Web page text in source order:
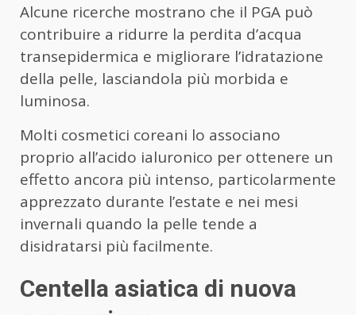
Alcune ricerche mostrano che il PGA può
contribuire a ridurre la perdita d’acqua
transepidermica e migliorare l’idratazione
della pelle, lasciandola più morbida e
luminosa.
Molti cosmetici coreani lo associano
proprio all’acido ialuronico per ottenere un
effetto ancora più intenso, particolarmente
apprezzato durante l’estate e nei mesi
invernali quando la pelle tende a
disidratarsi più facilmente.
Centella asiatica di nuova